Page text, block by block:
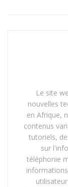
Le site
nouvelles
en Afrique,
contenus
tutoriels,
sur
téléphonie